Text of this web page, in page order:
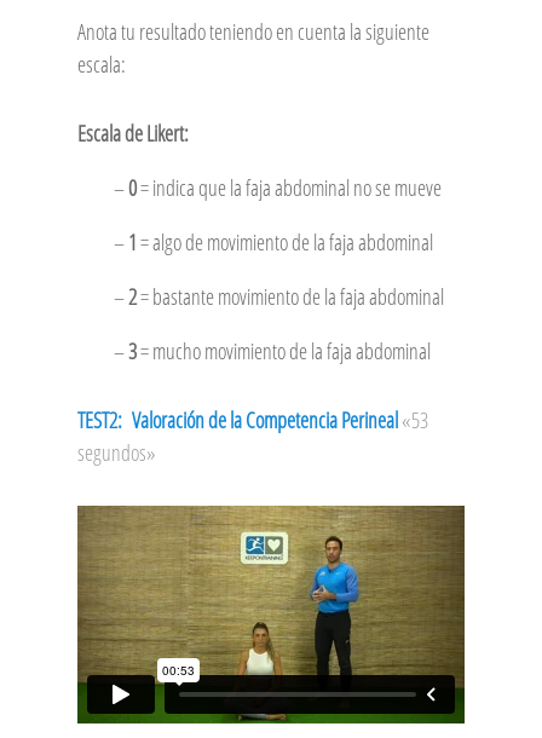
Anota tu resultado teniendo en cuenta la siguiente
escala:
Escala de Likert:
–0= indica que la faja abdominal no se mueve
–1= algo de movimiento de la faja abdominal
–2= bastante movimiento de la faja abdominal
–3= mucho movimiento de la faja abdominal
TEST2: Valoración de la Competencia Perineal«53
segundos»